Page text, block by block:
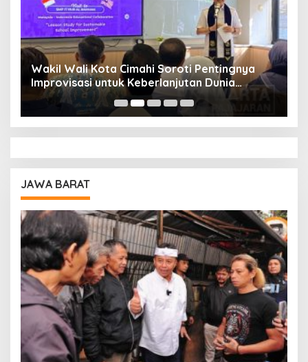
Wakil Wali Kota Cimahi Soroti Pentingnya
Improvisasi untuk Keberlanjutan Dunia
Pendidikan
JAWA BARAT